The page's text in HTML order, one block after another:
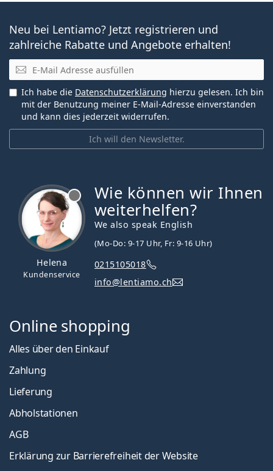
Neu bei Lentiamo? Jetzt registrieren und
zahlreiche Rabatte und Angebote erhalten!
E-Mail
Ich will den Newsletter.
Ich habe die Datenschutzerklärung hierzu gelesen. Ich bin
mit der Benutzung meiner E-Mail-Adresse einverstanden
und kann dies jederzeit widerrufen.
Helena
Kundenservice
Wie können wir Ihnen
weiterhelfen?
We also speak English
(Mo-Do: 9-17 Uhr, Fr: 9-16 Uhr)
0215105018
info@lentiamo.ch
Online shopping
Alles über den Einkauf
Zahlung
Lieferung
Abholstationen
AGB
Erklärung zur Barrierefreiheit der Website